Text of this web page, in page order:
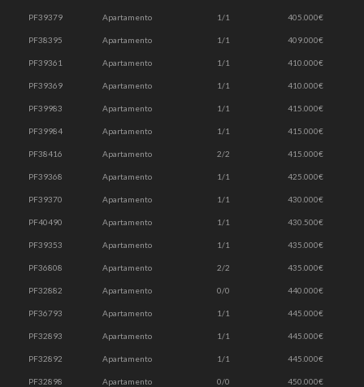
PF39379 Apartamento 1/1 405.000€
PF38395 Apartamento 1/1 409.000€
PF39361 Apartamento 1/1 410.000€
PF39369 Apartamento 1/1 410.000€
PF39983 Apartamento 1/1 415.000€
PF39984 Apartamento 1/1 415.000€
PF38416 Apartamento 2/2 415.000€
PF39368 Apartamento 1/1 425.000€
PF39370 Apartamento 1/1 430.000€
PF40490 Apartamento 1/1 430.500€
PF39353 Apartamento 1/1 435.000€
PF36808 Apartamento 2/2 435.000€
PF32882 Apartamento 0/0 440.000€
PF36793 Apartamento 1/1 445.000€
PF32893 Apartamento 1/1 445.000€
PF32892 Apartamento 1/1 445.000€
PF32898 Apartamento 0/0 450.000€